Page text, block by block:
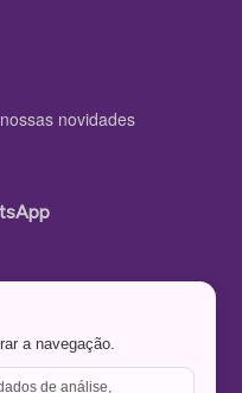
novidades
a navegação.
de análise,